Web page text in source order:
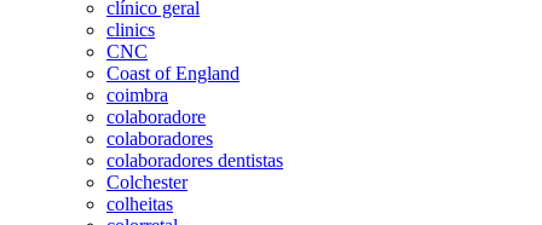
clínico geral
clinics
CNC
Coast of England
coimbra
colaboradore
colaboradores
colaboradores dentistas
Colchester
colheitas